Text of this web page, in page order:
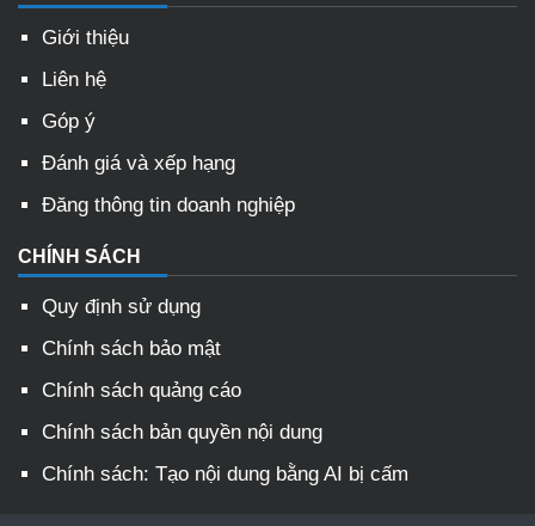
Giới thiệu
Liên hệ
Góp ý
Đánh giá và xếp hạng
Đăng thông tin doanh nghiệp
CHÍNH SÁCH
Quy định sử dụng
Chính sách bảo mật
Chính sách quảng cáo
Chính sách bản quyền nội dung
Chính sách: Tạo nội dung bằng AI bị cấm